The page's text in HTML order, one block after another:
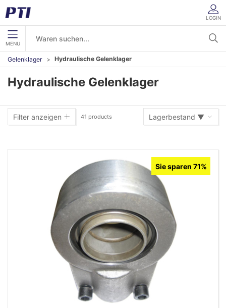
LOGIN
MENU
Gelenklager Hydraulische Gelenklager
Hydraulische Gelenklager
Filter anzeigen 41 products Lagerbestand ▼
Warennummer (A-Z)
Name (A-Z)
Name (Z-A)
Sie sparen 71%